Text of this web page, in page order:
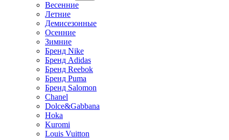
Весенние
Летние
Демисезонные
Осенние
Зимние
Бренд Nike
Бренд Adidas
Бренд Reebok
Бренд Puma
Бренд Salomon
Chanel
Dolce&Gabbana
Hoka
Kuromi
Louis Vuitton